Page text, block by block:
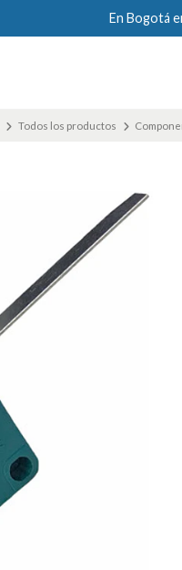
En Bogotá
Todos los productos